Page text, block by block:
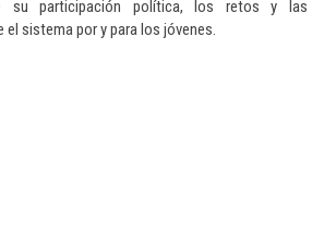
su participación política, los retos y las
sistema por y para los jóvenes.